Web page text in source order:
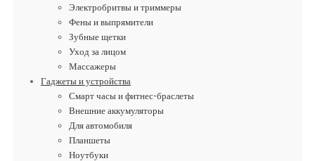
Электробритвы и триммеры
Фены и выпрямители
Зубные щетки
Уход за лицом
Массажеры
Гаджеты и устройства
Смарт часы и фитнес-браслеты
Внешние аккумуляторы
Для автомобиля
Планшеты
Ноутбуки